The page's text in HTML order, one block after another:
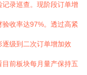
录巡查。现阶段订单增
收率达97%。透过高紧
级到二次订单增加效
前板块每月量产保持五